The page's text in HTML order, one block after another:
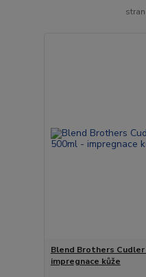
Blend Brothers
impregnace kůže